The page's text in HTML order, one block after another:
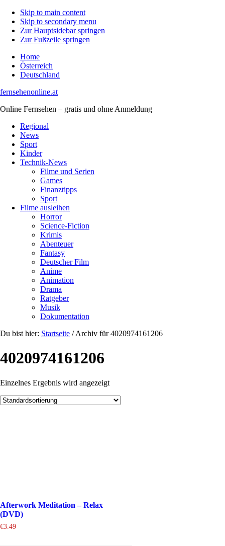
Skip to main content
Skip to secondary menu
Zur Hauptsidebar springen
Zur Fußzeile springen
Home
Österreich
Deutschland
fernsehenonline.at
Online Fernsehen – gratis und ohne Anmeldung
Regional
News
Sport
Kinder
Technik-News
Filme und Serien
Games
Finanztipps
Sport
Filme ausleihen
Horror
Science-Fiction
Krimis
Abenteuer
Fantasy
Deutscher Film
Anime
Animation
Drama
Ratgeber
Musik
Dokumentation
Du bist hier: Startseite /Archiv für 4020974161206
4020974161206
Einzelnes Ergebnis wird angezeigt
Afterwork Meditation – Relax
(DVD)
€3.49